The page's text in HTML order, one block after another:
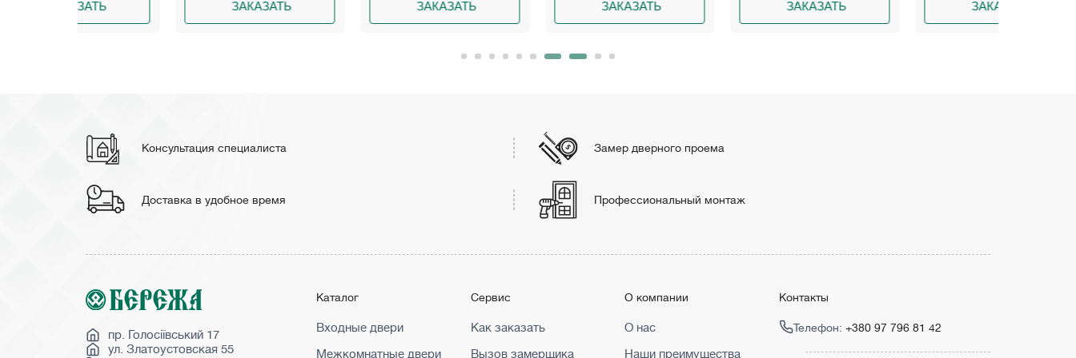
Консультация специалиста Замер дверного проема
Доставка в удобное время Профессиональный монтаж
пр. Голосіївський 17
ул. Златоустовская 55
Каталог
Входные двери
Межкомнатные двери
Сервис
Как заказать
Вызов замерщика
О компании
О нас
Наши преимущества
Контакты
Телефон: +380 97 796 81 42